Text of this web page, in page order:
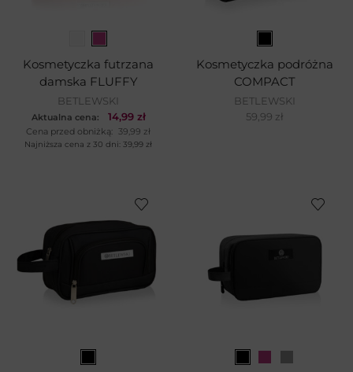
Kosmetyczka futrzana
damska FLUFFY
BETLEWSKI
Aktualna cena: 14,99 zł
Cena przed obniżką: 39,99 zł
Najniższa cena z 30 dni: 39,99 zł
Kosmetyczka podróżna
COMPACT
BETLEWSKI
59,99 zł